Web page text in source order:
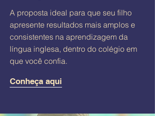
A proposta ideal para que seu filho
apresente resultados mais amplos e
consistentes na aprendizagem da
língua inglesa, dentro do colégio em
que você confia.
Conheça aqui